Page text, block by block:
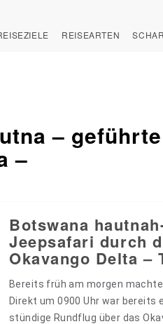
REISEARTEN
–
–
Botswana
Jeepsafari durch
Okavango Delta –
Bereits früh am morgen
Direkt um 0900 Uhr war bereits
stündige Rundflug über das